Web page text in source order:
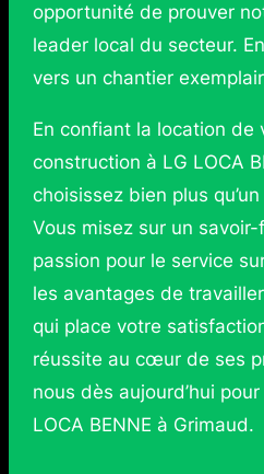
opportunité de prouver
leader local du secteur.
vers un chantier
En confiant la location de
construction à LG LOCA
choisissez bien plus
Vous misez sur un
passion pour le service
les avantages de
qui place votre
réussite au cœur de ses
nous dès aujourd’hui
LOCA BENNE à Grimaud.